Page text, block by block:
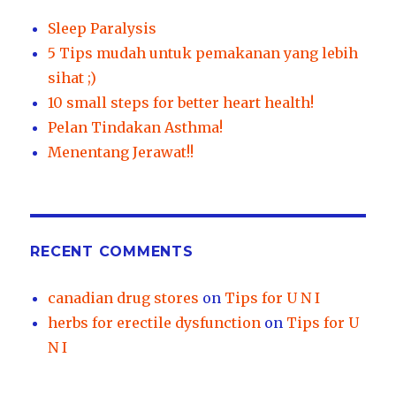
Sleep Paralysis
5 Tips mudah untuk pemakanan yang lebih
sihat ;)
10 small steps for better heart health!
Pelan Tindakan Asthma!
Menentang Jerawat!!
RECENT COMMENTS
canadian drug stores on Tips for U N I
herbs for erectile dysfunction on Tips for U
N I